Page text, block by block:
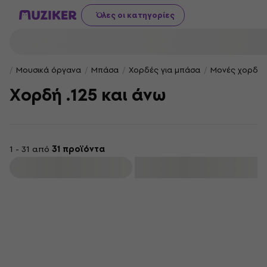
Όλες οι κατηγορίες
Μουσικά όργανα Μπάσα Χορδές για μπάσα Μονές
Χορδή .125 και άνω
1 - 31 από 31 προϊόντα